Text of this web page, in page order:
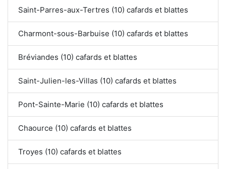
Saint-Parres-aux-Tertres (10) cafards et blattes
Charmont-sous-Barbuise (10) cafards et blattes
Bréviandes (10) cafards et blattes
Saint-Julien-les-Villas (10) cafards et blattes
Pont-Sainte-Marie (10) cafards et blattes
Chaource (10) cafards et blattes
Troyes (10) cafards et blattes